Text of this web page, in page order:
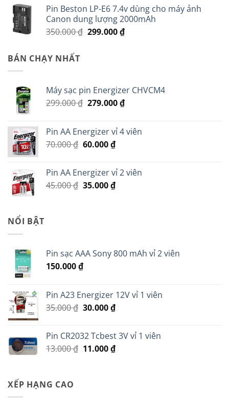
là:
290.000 ₫.
tại
là:
200.000 ₫.
Pin Beston LP-E6 7.4v dùng cho máy ảnh
Canon dung lượng 2000mAh
350.000₫ Giá
299.000₫Giá
BÁN CHẠY NHẤT
Máy sạc pin Energizer CHVCM4
299.000₫ Giá
299.000 ₫.
279.000₫Giá
là:
Pin AA Energizer vỉ 4 viên
70.000₫ Giá
70.000 ₫.
60.000₫Giá
là:
60.000 ₫.
Pin AA Energizer vỉ 2 viên
45.000₫ Giá
35.000₫Giá
NỔI BẬT
Pin sạc AAA Sony 800 mAh vỉ 2 viên
150.000₫
Pin A23 Energizer 12V vỉ 1 viên
35.000₫ Giá
35.000 ₫.
30.000₫Giá
là:
30.000 ₫.
Pin CR2032 Tcbest 3V vỉ 1 viên
13.000₫ Giá
11.000₫Giá
XẾP HẠNG CAO